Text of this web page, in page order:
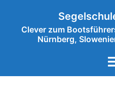
Clever zum
Nürnberg,